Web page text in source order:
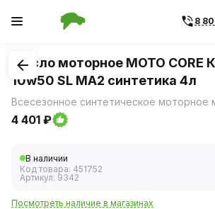
8
1/2
Масло моторное MOTO
10w50 SL МА2 синтетика 4л
4 401 ₽
В наличии
Код товара: 451752
Артикул: 9342
Посмотреть наличие в магазинах